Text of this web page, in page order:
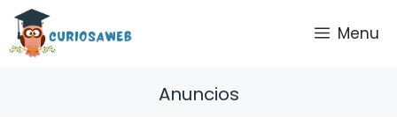
Saltar
contenido
Menu
Anuncios